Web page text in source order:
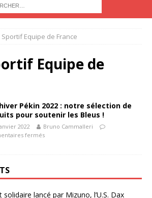
Sportif Equipe de France
Equipe de
Pékin 2022 : notre sélection de
pour soutenir les Bleus !
2022
Bruno Cammalleri
fermés
lancé par Mizuno, l’U.S. Dax